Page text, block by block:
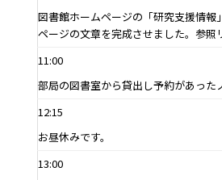
図書館ホームページの「研究支援情
ページの文章を完成させました。参
11:00
部局の図書室から貸出し予約があっ
12:15
お昼休みです。
13:00